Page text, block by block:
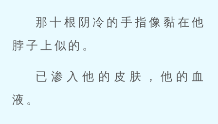
那十根阴冷的手指像黏在他
脖子上似的。
已渗入他的皮肤，他的血
液。